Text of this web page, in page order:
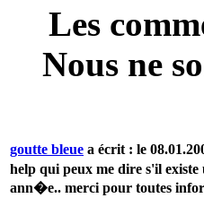
Les
Nous ne
goutte bleue a écrit : le
help qui peux me dire s'il
ann�e.. merci pour toutes